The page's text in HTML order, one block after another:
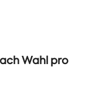
Wahl pro